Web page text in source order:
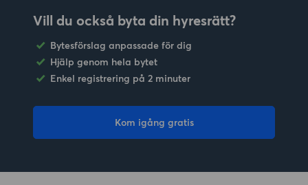
Vill du också byta din hyresrätt?
Bytesförslag anpassade för dig
Hjälp genom hela bytet
Enkel registrering på 2 minuter
Kom igång gratis